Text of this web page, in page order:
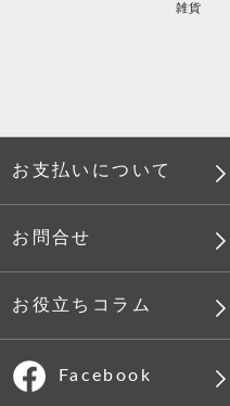
雑貨
お支払いについて
お問合せ
お役立ちコラム
Facebook